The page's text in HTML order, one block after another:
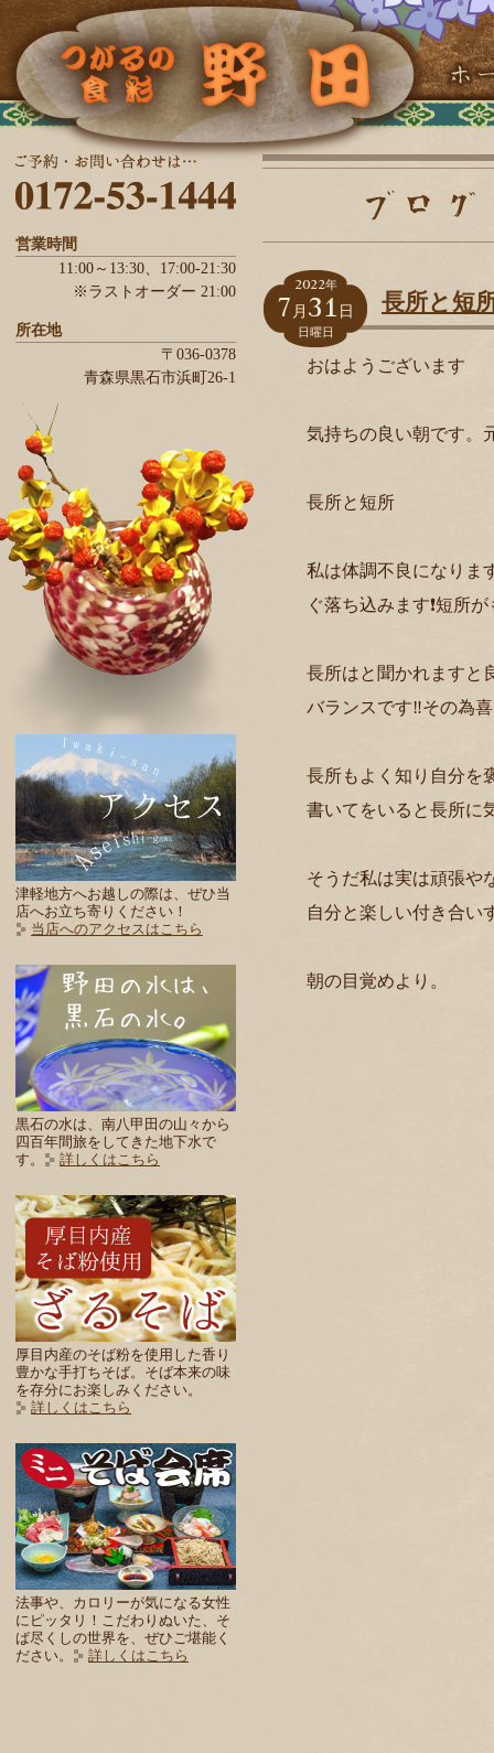
営業時間
11:00～13:30、 17:00-21:30
※ラストオーダー 21:00
所在地
〒036-0378
青森県黒石市浜町26-1
津軽地方へお越しの際は、ぜひ当
店へお立ち寄りください！
当店へのアクセスはこちら
黒石の水は、南八甲田の山々から
四百年間旅をしてきた地下水で
す。
詳しくはこちら
厚目内産のそば粉を使用した香り
豊かな手打ちそば。そば本来の味
を存分にお楽しみください。
詳しくはこちら
法事や、カロリーが気になる女性
にピッタリ！こだわりぬいた、そ
ば尽くしの世界を、ぜひご堪能く
ださい。
詳しくはこちら
2022年
7 月 31 日
日曜日
長所と短
おはようございます
気持ちの良い朝です。
長所と短所
私は体調不良になりま
ぐ落ち込みます❗️短所
長所はと聞かれますと
バランスです‼️その為
長所もよく知り自分を
書いてをいると長所に
そうだ私は実は頑張や
自分と楽しい付き合い
朝の目覚めより。